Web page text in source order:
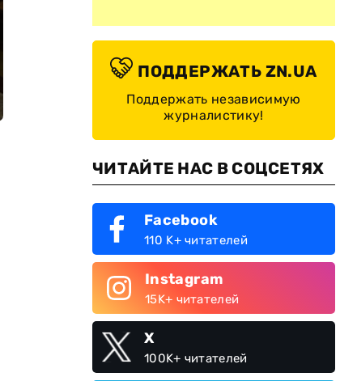
ПОДДЕРЖАТЬ ZN.UA
Поддержать независимую
журналистику!
ЧИТАЙТЕ НАС В СОЦСЕТЯХ
Facebook
110 K+ читателей
Instagram
15K+ читателей
X
100K+ читателей